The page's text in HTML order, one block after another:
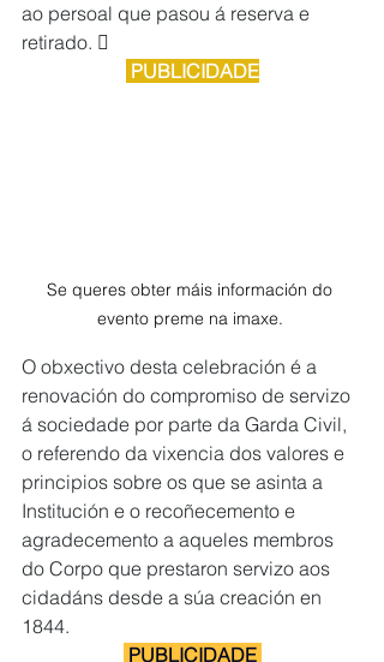
ao persoal que pasou á reserva e
retirado. 
PUBLICIDADE
Se queres obter máis información do
evento preme na imaxe.
O obxectivo desta celebración é a
renovación do compromiso de servizo
á sociedade por parte da Garda Civil,
o referendo da vixencia dos valores e
principios sobre os que se asinta a
Institución e o recoñecemento e
agradecemento a aqueles membros
do Corpo que prestaron servizo aos
cidadáns desde a súa creación en
1844.
PUBLICIDADE